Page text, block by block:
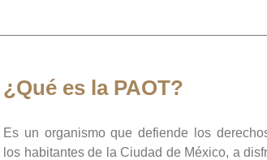
¿Qué es la PAOT?
Es un organismo que defiende los
los habitantes de la Ciudad de México, a